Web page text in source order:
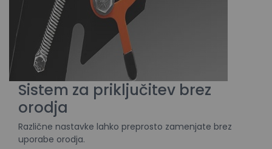
Sistem za priključitev brez
orodja
Različne nastavke lahko preprosto zamenjate brez
uporabe orodja.